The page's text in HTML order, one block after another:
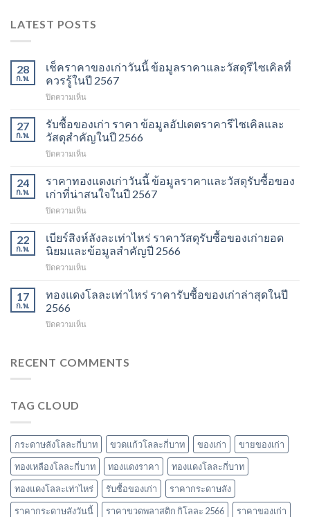
LATEST POSTS
28
ก.พ.
เช็คราคาของเก่าวันนี้ ข้อมูลราคาและวัสดุรีไซเคิลที่
ควรรู้ในปี 2567
ปิดความเห็น
ราคา
ของ
เก่า
วัน
ข้อมูล
ราคา
วัสดุ
ที่
ควร
ในปี
27
ก.พ.
รับซื้อของเก่า ราคา ข้อมูลอัปเดตราคารีไซเคิลและ
วัสดุสำคัญในปี 2566
ปิดความเห็น
ของ
เก่า
ราคา
อัปเดต
ราคา
รีไซเคิล
และ
สำคัญ
24
ก.พ.
ราคาทองแดงเก่าวันนี้ ข้อมูลราคาและวัสดุรับซื้อของ
เก่าที่น่าสนใจในปี 2567
ปิดความเห็น
ทองแดง
เก่า
วัน
นี้
ราคา
รับ
เก่า
22
ก.พ.
เบียร์สิงห์ลังละเท่าไหร่ ราคาวัสดุรับซื้อของเก่ายอด
นิยมและข้อมูลสำคัญปี 2566
ปิดความเห็น
สิงห์
ลัง
เท่า
วัสดุ
และ
ข้อมูล
สำคัญ
ปี
2566
17
ก.พ.
ทองแดงโลละเท่าไหร่ ราคารับซื้อของเก่าล่าสุดในปี
2566
ปิดความเห็น
โล
ของ
เก่า
ล่าสุด
ในปี
2566
RECENT COMMENTS
TAG CLOUD
กระดาษลังโลละกี่บาท ขวดแก้วโลละกี่บาท ของเก่า
ขายของเก่า
ทองเหลืองโลละกี่บาท
ทองแดงราคา
ทองแดงโลละกี่บาท
ทองแดงโลละเท่าไหร่
รับซื้อของเก่า
ราคากระดาษลัง
ราคากระดาษลังวันนี้
ราคาขวดพลาสติก กิโลละ 2566
ราคาของเก่า